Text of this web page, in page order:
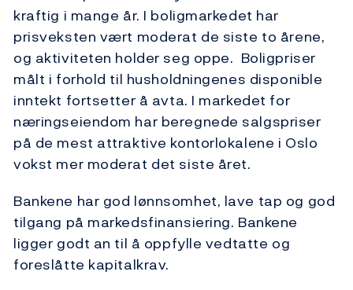
kraftig i mange år. I boligmarkedet har
prisveksten vært moderat de siste to årene,
og aktiviteten holder seg oppe. Boligpriser
målt i forhold til husholdningenes disponible
inntekt fortsetter å avta. I markedet for
næringseiendom har beregnede salgspriser
på de mest attraktive kontorlokalene i Oslo
vokst mer moderat det siste året.
Bankene har god lønnsomhet, lave tap og god
tilgang på markedsfinansiering. Bankene
ligger godt an til å oppfylle vedtatte og
foreslåtte kapitalkrav.